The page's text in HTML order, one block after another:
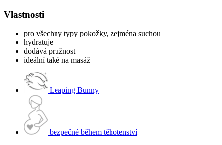
Vlastnosti
pro všechny typy pokožky, zejména suchou
hydratuje
dodává pružnost
ideální také na masáž
Leaping Bunny
bezpečné během těhotenství